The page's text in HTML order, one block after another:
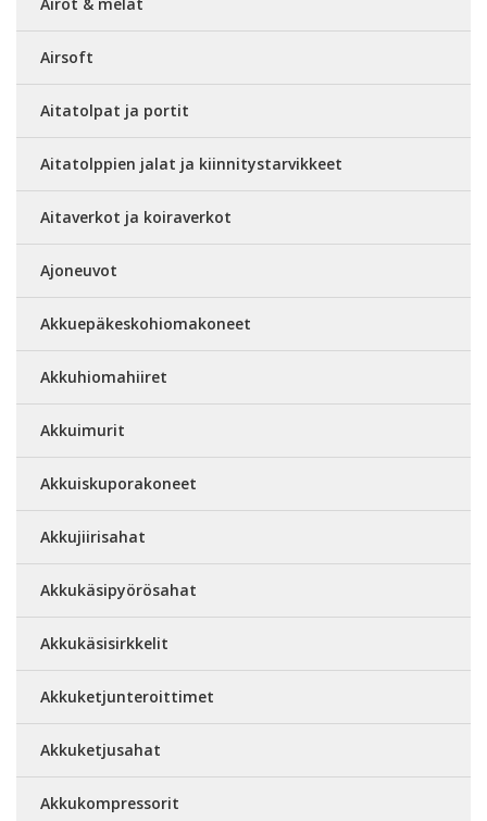
Airsoft
Aitatolpat ja portit
Aitatolppien jalat ja kiinnitystarvikkeet
Aitaverkot ja koiraverkot
Ajoneuvot
Akkuepäkeskohiomakoneet
Akkuhiomahiiret
Akkuimurit
Akkuiskuporakoneet
Akkujiirisahat
Akkukäsipyörösahat
Akkukäsisirkkelit
Akkuketjunteroittimet
Akkuketjusahat
Akkukompressorit